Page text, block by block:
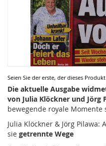
Seien Sie der erste, der dieses
Die aktuelle Ausgabe
von Julia Klöckner und Jörg
bewegende royale Momente
Julia Klöckner & Jörg Pilawa:
sie getrennte Wege
Zum
Anfang
der
Bildergalerie
springen